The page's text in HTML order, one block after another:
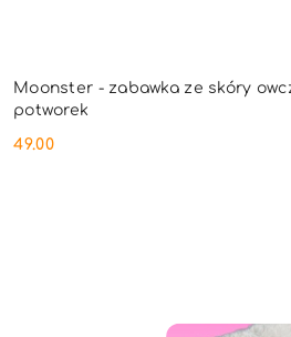
Moonster - zabawka ze skóry
potworek
Cena:
49.00